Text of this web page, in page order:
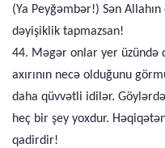
(Ya Peyğəmbər!) Sən
dəyişiklik tapmazsan!
44. Məgər onlar yer üzündə
axırının necə olduğunu
daha qüvvətli idilər.
heç bir şey yoxdur.
qadirdir!